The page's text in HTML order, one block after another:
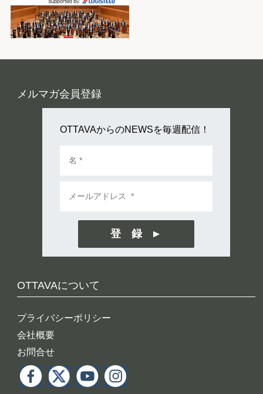
OTTAVAについて
プライバシーポリシー
会社概要
お問合せ
メルマガ会員登録
OTTAVAからのNEWSを毎週配信！
登 録